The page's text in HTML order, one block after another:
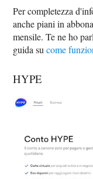
Per completezza
anche piani in
mensile. Te ne ho
guida sucome
HYPE